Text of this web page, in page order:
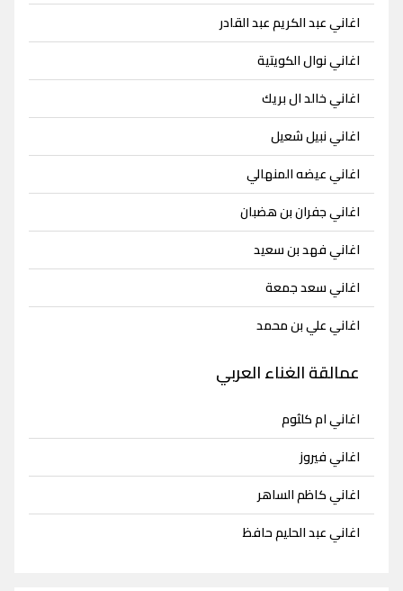
اغاني عبد الكريم عبد القادر
اغاني نوال الكويتية
اغاني خالد ال بريك
اغاني نبيل شعيل
اغاني عيضه المنهالي
اغاني جفران بن هضبان
اغاني فهد بن سعيد
اغاني سعد جمعة
اغاني علي بن محمد
عمالقة الغناء العربي
اغاني ام كلثوم
اغاني فيروز
اغاني كاظم الساهر
اغاني عبد الحليم حافظ